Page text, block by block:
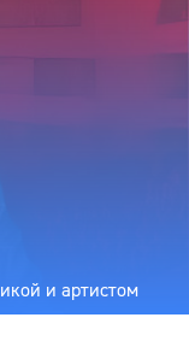
и артистом